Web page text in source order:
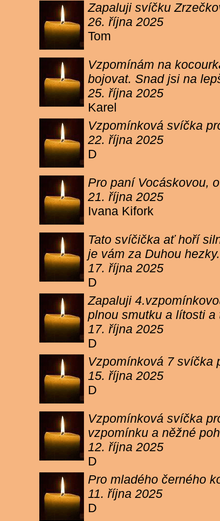
Zapaluji svíčku
26. října 2025
Tom
Vzpomínám na
bojovat. Snad jsi na
25. října 2025
Karel
Vzpomínková svíčka
22. října 2025
D
Pro paní Vocáskovou,
21. října 2025
Ivana Kifork
Tato svíčička ať hoří
je vám za Duhou
17. října 2025
D
Zapaluji
plnou smutku a lítosti
17. října 2025
D
Vzpomínková 7 svíčka
15. října 2025
D
Vzpomínková svíčka
vzpomínku a něžné
12. října 2025
D
Pro mladého černého
11. října 2025
D